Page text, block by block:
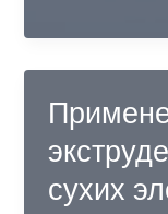
оптимизация
шнеков
экструдера
сухих